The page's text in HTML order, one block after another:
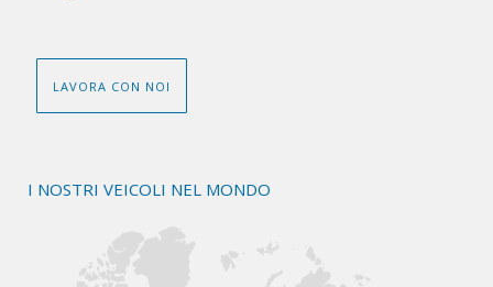
LAVORA CON NOI
I NOSTRI VEICOLI NEL MONDO